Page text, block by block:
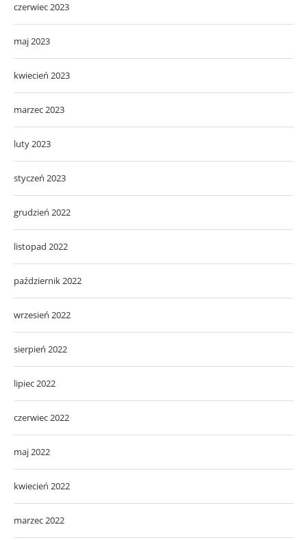
czerwiec 2023
maj 2023
kwiecień 2023
marzec 2023
luty 2023
styczeń 2023
grudzień 2022
listopad 2022
październik 2022
wrzesień 2022
sierpień 2022
lipiec 2022
czerwiec 2022
maj 2022
kwiecień 2022
marzec 2022